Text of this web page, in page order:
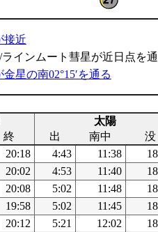
接近
ラインムート彗星が近日点を
金星の南02°15′を通る
太陽
終 出 南中
没
20:18 4:43 11:38
20:02 4:53 11:40
20:08 5:02 11:48
19:58 5:02 11:45
20:12 5:21 12:02